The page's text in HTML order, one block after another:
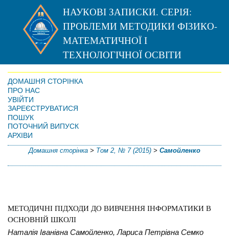
НАУКОВІ ЗАПИСКИ. СЕРІЯ:
ПРОБЛЕМИ МЕТОДИКИ ФІЗИКО-
МАТЕМАТИЧНОЇ І
ТЕХНОЛОГІЧНОЇ ОСВІТИ
ДОМАШНЯ СТОРІНКА
ПРО НАС
УВІЙТИ
ЗАРЕЄСТРУВАТИСЯ
ПОШУК
ПОТОЧНИЙ ВИПУСК
АРХІВИ
Домашня сторінка > Том 2, № 7 (2015) > Самойленко
МЕТОДИЧНІ ПІДХОДИ ДО ВИВЧЕННЯ ІНФОРМАТИКИ В
ОСНОВНІЙ ШКОЛІ
Наталія Іванівна Самойленко, Лариса Петрівна Семко